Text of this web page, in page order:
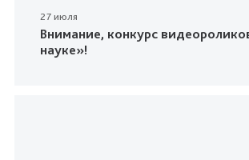
27 июля
Внимание, конкурс
науке»!